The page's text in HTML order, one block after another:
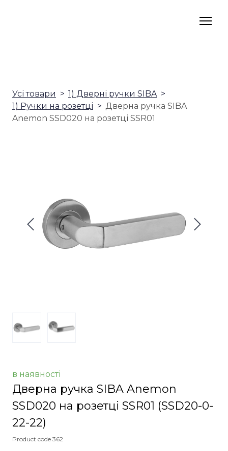
Усі товари
1) Дверні ручки SIBA
1) Ручки на розетці
Дверна ручка SIBA
Anemon SSD020 на розетці SSR01
в наявності
Дверна ручка SIBA Anemon
SSD020 на розетці SSR01 (SSD20-0-
22-22)
Product code 362